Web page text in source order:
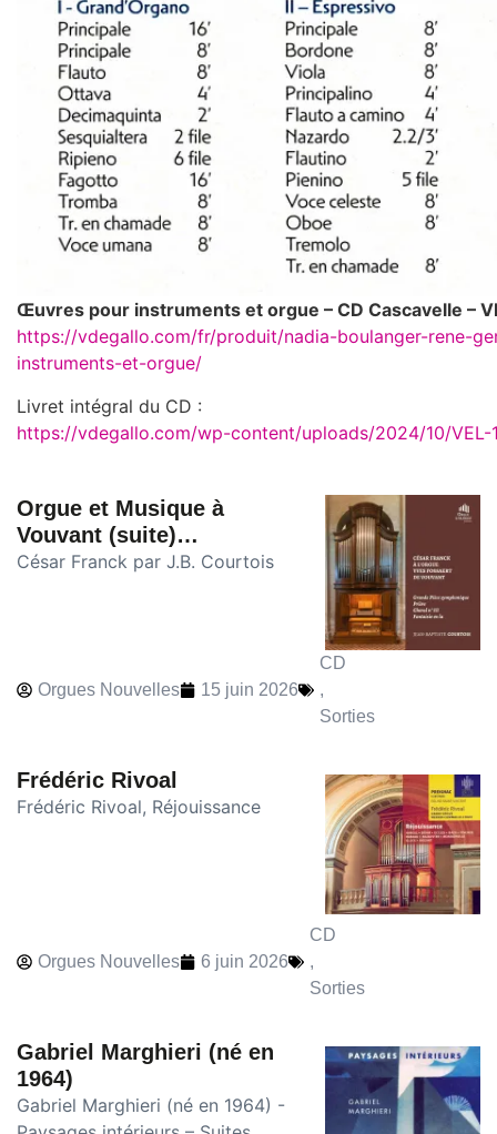
Œuvres pour instruments et orgue – CD Cascavelle –
https://vdegallo.com/fr/produit/nadia-boulanger-rene-
instruments-et-orgue/
Livret intégral du CD :
https://vdegallo.com/wp-content/uploads/2024/10/VEL-
Orgue et Musique à
Vouvant (suite)…
César Franck par J.B. Courtois
Orgues Nouvelles 15 juin 2026
CD
,
Sorties
Frédéric Rivoal
Frédéric Rivoal, Réjouissance
Orgues Nouvelles 6 juin 2026
CD
,
Sorties
Gabriel Marghieri (né en
1964)
Gabriel Marghieri (né en 1964) -